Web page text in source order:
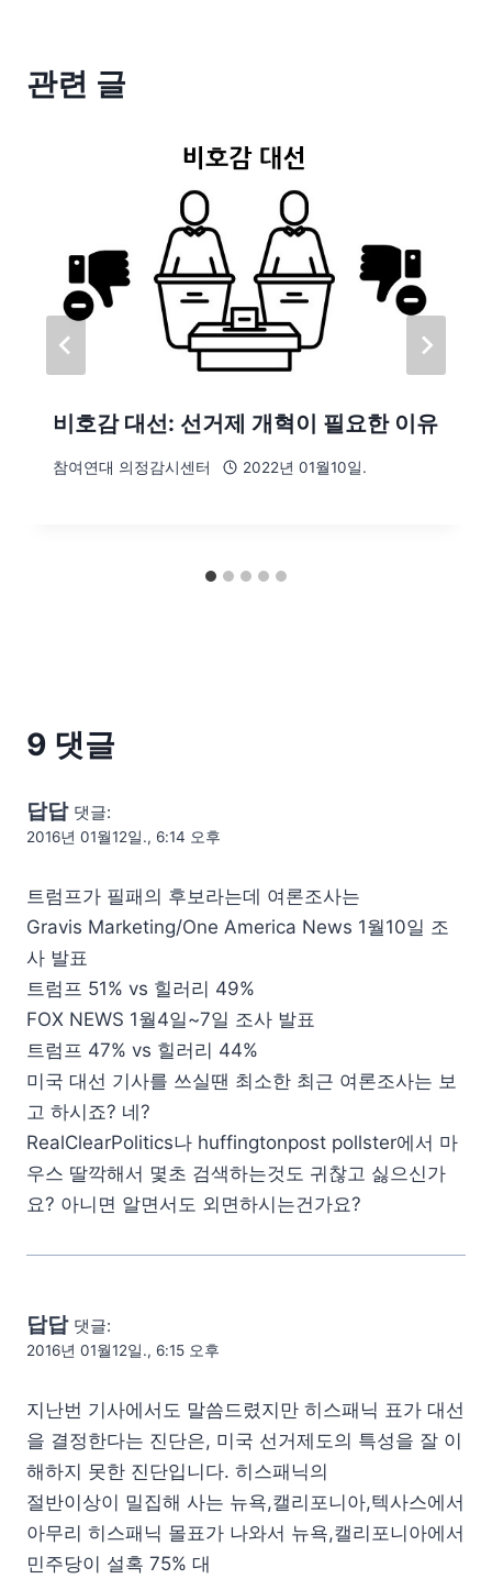
관련 글
비호감 대선: 선거제 개혁이 필요한 이유
참여연대 의정감시센터 2022년 01월10일.
9 댓글
답답 댓글:
2016년 01월12일., 6:14 오후
트럼프가 필패의 후보라는데 여론조사는
Gravis Marketing/One America News 1월10일 조
사 발표
트럼프 51% vs 힐러리 49%
FOX NEWS 1월4일~7일 조사 발표
트럼프 47% vs 힐러리 44%
미국 대선 기사를 쓰실땐 최소한 최근 여론조사는 보
고 하시죠? 네?
RealClearPolitics나 huffingtonpost pollster에서 마
우스 딸깍해서 몇초 검색하는것도 귀찮고 싫으신가
요? 아니면 알면서도 외면하시는건가요?
답답 댓글:
2016년 01월12일., 6:15 오후
지난번 기사에서도 말씀드렸지만 히스패닉 표가 대선
을 결정한다는 진단은, 미국 선거제도의 특성을 잘 이
해하지 못한 진단입니다. 히스패닉의
절반이상이 밀집해 사는 뉴욕,캘리포니아,텍사스에서
아무리 히스패닉 몰표가 나와서 뉴욕,캘리포니아에서
민주당이 설혹 75% 대